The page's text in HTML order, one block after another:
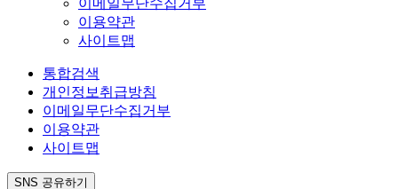
이메일무단수집거부
이용약관
사이트맵
통합검색
개인정보취급방침
이메일무단수집거부
이용약관
사이트맵
SNS 공유하기